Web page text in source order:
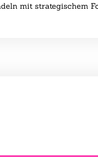
mit strategischem